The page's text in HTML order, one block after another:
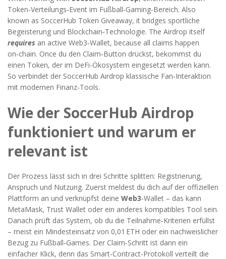
Token‑Verteilungs‑Event im Fußball‑Gaming‑Bereich. Also
known as SoccerHub Token Giveaway, it bridges sportliche
Begeisterung und Blockchain‑Technologie. The Airdrop itself
requires an active Web3‑Wallet, because all claims happen
on‑chain. Once du den Claim‑Button drückst, bekommst du
einen Token, der im DeFi-Ökosystem eingesetzt werden kann.
So verbindet der SoccerHub Airdrop klassische Fan‑Interaktion
mit modernen Finanz‑Tools.
Wie der SoccerHub Airdrop
funktioniert und warum er
relevant ist
Der Prozess lässt sich in drei Schritte splitten: Registrierung,
Anspruch und Nutzung. Zuerst meldest du dich auf der offiziellen
Plattform an und verknüpfst deine Web3-Wallet – das kann
MetaMask, Trust Wallet oder ein anderes kompatibles Tool sein.
Danach prüft das System, ob du die Teilnahme‑Kriterien erfüllst
– meist ein Mindesteinsatz von 0,01 ETH oder ein nachweislicher
Bezug zu Fußball‑Games. Der Claim‑Schritt ist dann ein
einfacher Klick, denn das Smart‑Contract‑Protokoll verteilt die